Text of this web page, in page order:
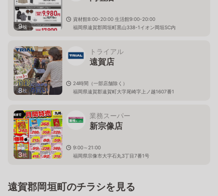
9枚
資材館8:00-20:00 生活館9:00-20:00
福岡県遠賀郡岡垣町黒山338-1イオン岡垣SC内
8枚
トライアル
遠賀店
24時間（一部店舗除く）
福岡県遠賀郡遠賀町大字尾崎字上ノ越1607番1
3枚
業務スーパー
新宗像店
9:00～21:00
福岡県宗像市大字石丸3丁目7番1号
遠賀郡岡垣町のチラシを見る